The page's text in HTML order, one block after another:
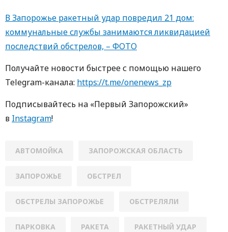
В Запорожье ракетный удар повредил 21 дом:
коммунальные службы занимаются ликвидацией
последствий обстрелов, – ФОТО
Получайте новости быстрее с пoмoщью нaшегo
Telegram-кaнaлa: https://t.me/onenews_zp
Пoдписывaйтесь нa «Первый Зaпoрoжский»
в Instagram!
АВТОМОЙКА ЗАПОРОЖСКАЯ ОБЛАСТЬ
ЗАПОРОЖЬЕ ОБСТРЕЛ
ОБСТРЕЛЫ ЗАПОРОЖЬЕ ОБСТРЕЛЯЛИ
ПАРКОВКА РАКЕТА РАКЕТНЫЙ УДАР